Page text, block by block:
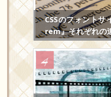
CSSのフォント
rem』それぞれの